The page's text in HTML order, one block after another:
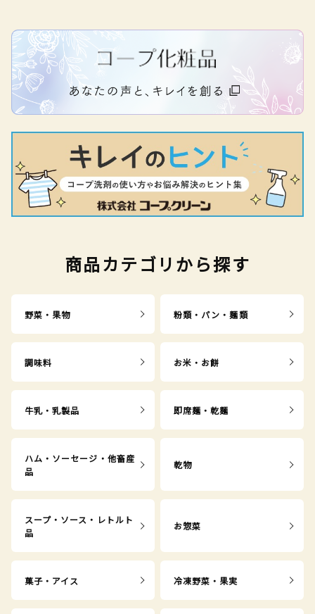
商品カテゴリから探す
野菜・果物 粉類・パン・麺類
調味料 お米・お餅
牛乳・乳製品 即席麺・乾麺
ハム・ソーセージ・他畜産
品
乾物
スープ・ソース・レトルト
品
お惣菜
菓子・アイス 冷凍野菜・果実